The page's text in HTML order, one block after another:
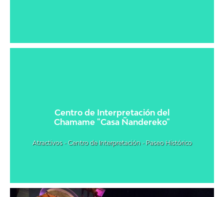
Centro de Interpretación del
Chamame "Casa Ñandereko"
Atractivos - Centro de Interpretación - Paseo Histórico